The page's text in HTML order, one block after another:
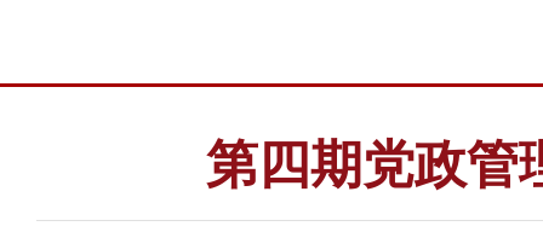
第四期党政管